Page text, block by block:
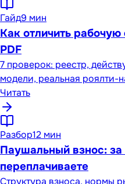
Гайд9 мин
Как отличить
PDF
7 проверок: реестр,
модели, реальная роялти-
Читать
Разбор12 мин
Паушальный взнос: за
переплачиваете
Структура взноса, нормы